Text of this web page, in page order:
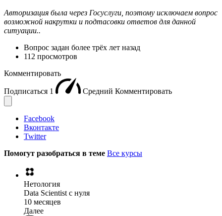
Авторизация была через Госуслуги, поэтому исключаем вопрос
возможной накрутки и подтасовки ответов для данной
ситуации..
Вопрос задан более трёх лет назад
112 просмотров
Комментировать
Подписаться 1 Средний Комментировать
Facebook
Вконтакте
Twitter
Помогут разобраться в теме Все курсы
Нетология
Data Scientist с нуля
10 месяцев
Далее